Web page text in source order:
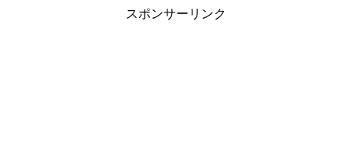
スポンサーリンク